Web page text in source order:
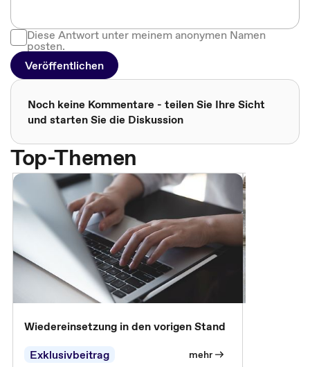
Diese Antwort unter meinem anonymen Namen
posten.
Veröffentlichen
Noch keine Kommentare - teilen Sie Ihre Sicht
und starten Sie die Diskussion
Top-Themen
Wiedereinsetzung in den vorigen Stand
Exklusivbeitrag
mehr